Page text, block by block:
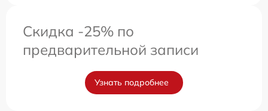
Скидка -25% по
предварительной записи
Узнать подробнее